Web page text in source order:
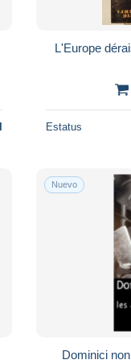
L'Europe
Estatus
Nuevo
Dominici